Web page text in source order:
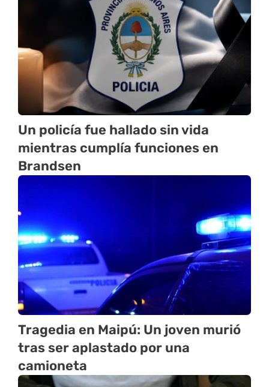
Un policía fue hallado sin vida
mientras cumplía funciones en
Brandsen
Tragedia en Maipú: Un joven murió
tras ser aplastado por una
camioneta